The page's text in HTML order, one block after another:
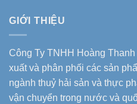
GIỚI THIỆU
Công Ty TNHH Hoàng
xuất và phân phối các sản
ngành thuỷ hải sản và thực
vận chuyển trong nước và